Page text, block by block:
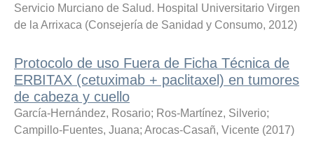
Servicio Murciano de Salud. Hospital Universitario Virgen
de la Arrixaca (Consejería de Sanidad y Consumo, 2012)
Protocolo de uso Fuera de Ficha Técnica de
ERBITAX (cetuximab + paclitaxel) en tumores
de cabeza y cuello
García-Hernández, Rosario; Ros-Martínez, Silverio;
Campillo-Fuentes, Juana; Arocas-Casañ, Vicente (2017)